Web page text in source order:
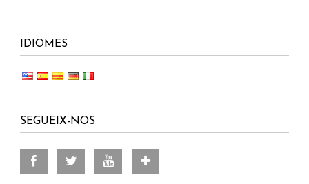
IDIOMES
SEGUEIX-NOS